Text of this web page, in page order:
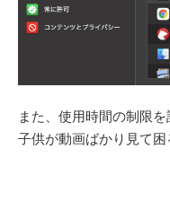
また、使用時間の制限を
子供が動画ばかり見て困